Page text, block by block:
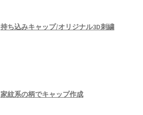
持ち込みキャップ/オリジナル3D刺繍
家紋系の柄でキャップ作成